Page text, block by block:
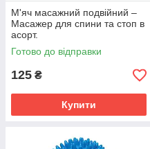
М'яч масажний подвійний –
Масажер для спини та стоп в
асорт.
Готово до відправки
125 ₴
Купити